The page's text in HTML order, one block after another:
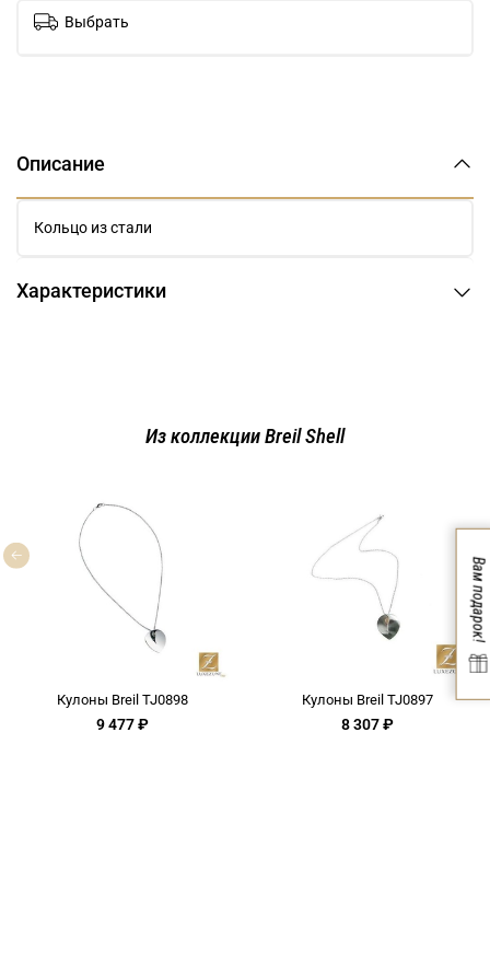
Выбрать
Описание
Кольцо из стали
Характеристики
Из коллекции Breil Shell
Кулоны Breil TJ0898
9 477 ₽
Кулоны Breil TJ0897
8 307 ₽
Вам подарок!